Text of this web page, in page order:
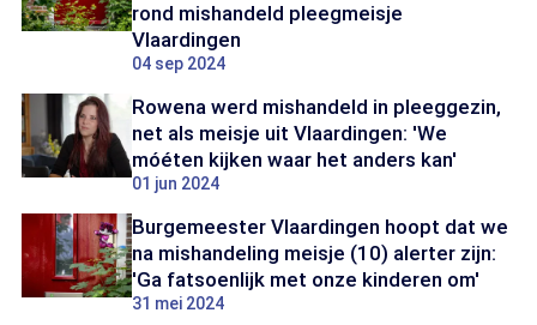
rond mishandeld pleegmeisje
Vlaardingen
04 sep 2024
Rowena werd mishandeld in pleeggezin,
net als meisje uit Vlaardingen: 'We
móéten kijken waar het anders kan'
01 jun 2024
Burgemeester Vlaardingen hoopt dat we
na mishandeling meisje (10) alerter zijn:
'Ga fatsoenlijk met onze kinderen om'
31 mei 2024